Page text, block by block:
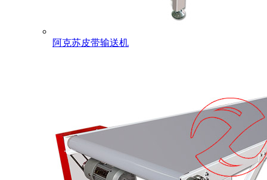
阿克苏皮带输送机